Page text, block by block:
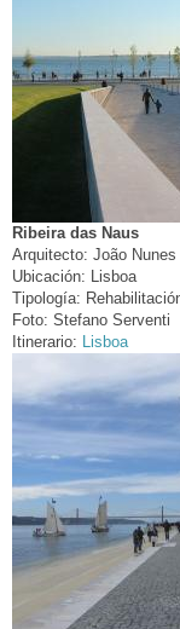
Ribeira das Naus
Arquitecto: João
Ubicación: Lisboa
Tipología:
Foto: Stefano Serventi
Itinerario: Lisboa